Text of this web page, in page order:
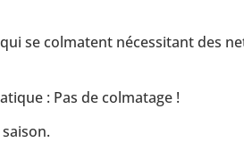
se colmatent nécessitant des
: Pas de colmatage !